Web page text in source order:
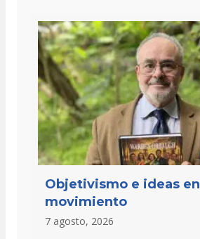
Objetivismo e ideas en
movimiento
7 agosto, 2026